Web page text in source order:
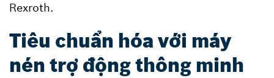
Rexroth.
Tiêu chuẩn hóa với máy
nén trợ động thông minh